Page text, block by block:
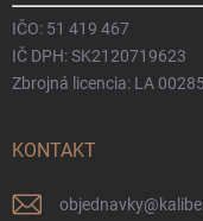
IČO: 51 419 467
IČ DPH: SK2120719623
Zbrojná licencia: LA
KONTAKT
objednavky@